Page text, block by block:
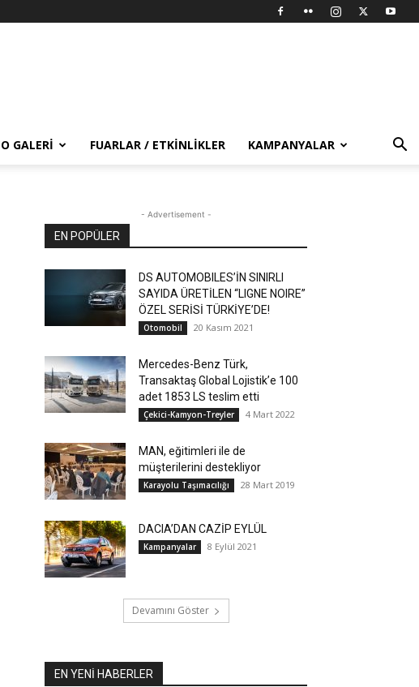
GALERI FUARLAR / ETKINLIKLER KAMPANYALAR
- Advertisement -
EN POPÜLER
DS AUTOMOBILES’İN SINIRLI
SAYIDA ÜRETİLEN “LIGNE NOIRE”
ÖZEL SERİSİ TÜRKİYE’DE!
Otomobil 20 Kasım 2021
Mercedes-Benz Türk,
Transaktaş Global Lojistik’e 100
adet 1853 LS teslim etti
Çekici-Kamyon-Treyler 4 Mart 2022
MAN, eğitimleri ile de
müşterilerini destekliyor
Karayolu Taşımacılığı 28 Mart 2019
DACIA’DAN CAZİP EYLÜL
Kampanyalar 8 Eylül 2021
Devamını Göster
EN YENİ HABERLER